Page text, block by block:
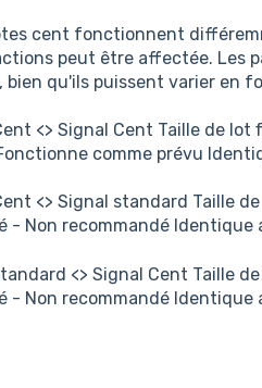
cent fonctionnent
peut être affectée. Les
bien qu'ils puissent varier en
<> Signal Cent Taille de
comme prévu
<> Signal standard Taille
- Non recommandé Identique
<> Signal Cent Taille
- Non recommandé